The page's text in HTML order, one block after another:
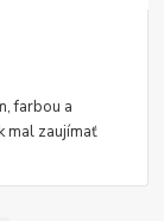
farbou a
mal zaujímať